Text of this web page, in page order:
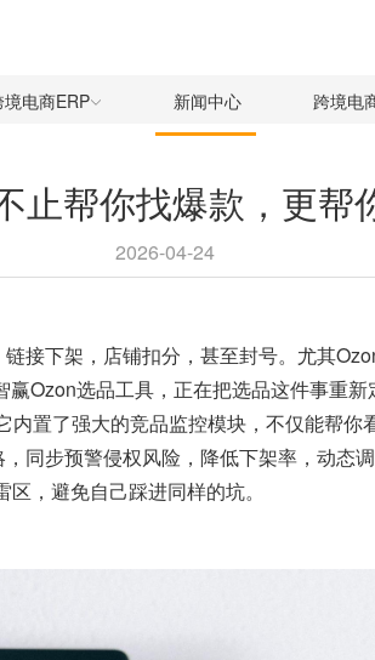
境电商ERP 新闻中心 跨境电
止帮你找爆款，更帮
2026-04-24
接下架，店铺扣分，甚至封号。尤其
赢Ozon选品工具 ，正在把选品这件事重
置了强大的竞品监控模块，不仅能帮你
同步预警侵权风险，降低下架率，动态
，避免自己踩进同样的坑。